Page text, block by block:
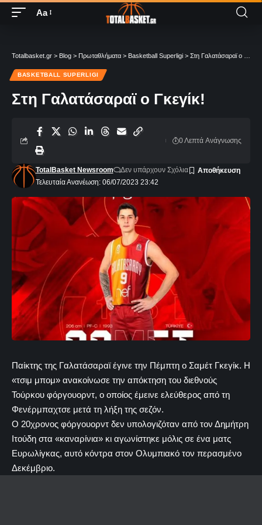
Aa
Totalbasket.gr > Blog > Πρωταθλήματα > Basketball Superligi > Στη Γαλατάσαραϊ ο Γκεγίκ!
BASKETBALL SUPERLIGI
Στη Γαλατάσαραϊ ο Γκεγίκ!
Τελευταία Ανανέωση: 06/07/2023 23:42
TotalBasket Newsroom Δεν υπάρχουν Σχόλια
0 Λεπτά Aνάγνωσης
Παίκτης της Γαλατάσαραϊ έγινε την Πέμπτη ο Σαμέτ Γκεγίκ. Η
«τσιμ μπομ» ανακοίνωσε την απόκτηση του διεθνούς
Τούρκου φόργουορντ, ο οποίος έμεινε ελεύθερος από τη
Φενέρμπαχτσε μετά τη λήξη της σεζόν.
Ο 20χρονος φόργουορντ δεν υπολογιζόταν από τον Δημήτρη
Ιτούδη στα «καναρίνια» κι αγωνίστηκε μόλις σε ένα ματς
Ευρωλίγκας, αυτό κόντρα στον Ολυμπιακό τον περασμένο
Δεκέμβριο.